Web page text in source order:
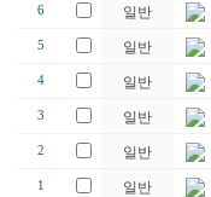
6 일반
5 일반
4 일반
3 일반
2 일반
1 일반